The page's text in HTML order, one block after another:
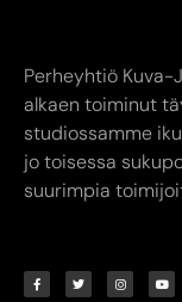
Perheyhtiö Kuva-
alkaen toiminut
studiossamme
jo toisessa
suurimpia